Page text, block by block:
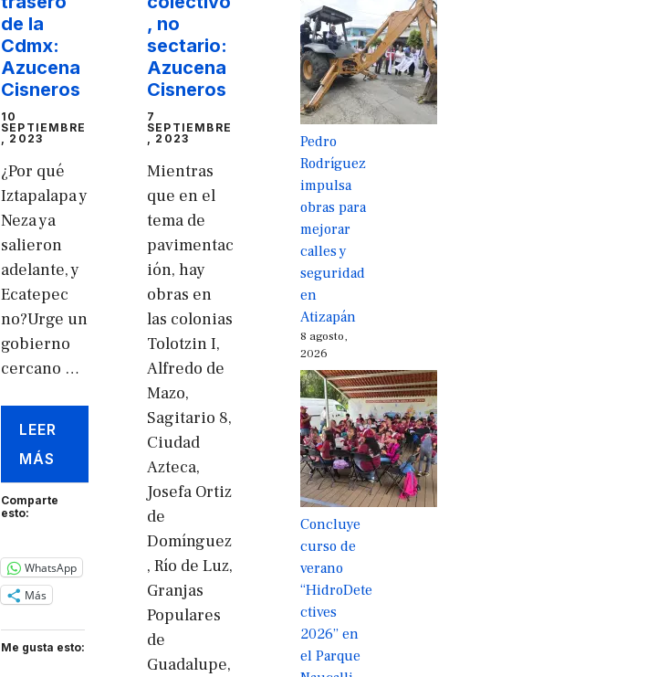
de la
Cdmx:
Azucena
Cisneros
10
SEPTIEMBRE
, 2023
¿Por qué
Iztapalapa y
Neza ya
salieron
adelante, y
Ecatepec
no?Urge un
gobierno
cercano …
LEER
MÁS
Comparte
esto:
WhatsApp
Más
Me gusta esto:
, no
sectario:
Azucena
Cisneros
7
SEPTIEMBRE
, 2023
Mientras
que en el
tema de
pavimentac
ión, hay
obras en
las colonias
Tolotzin I,
Alfredo de
Mazo,
Sagitario 8,
Ciudad
Azteca,
Josefa Ortiz
de
Domínguez
, Río de Luz,
Granjas
Populares
de
Guadalupe,
Pedro
Rodríguez
impulsa
obras para
mejorar
calles y
seguridad
en
Atizapán
8 agosto,
2026
Concluye
curso de
verano
“HidroDete
ctives
2026” en
el Parque